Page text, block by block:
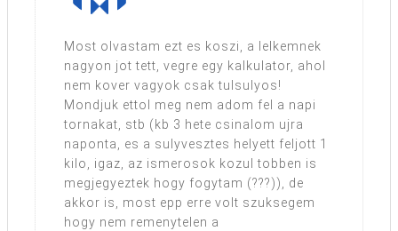
Most olvastam ezt es koszi, a lelkemnek
nagyon jot tett, vegre egy kalkulator, ahol
nem kover vagyok csak tulsulyos!
Mondjuk ettol meg nem adom fel a napi
tornakat, stb (kb 3 hete csinalom ujra
naponta, es a sulyvesztes helyett feljott 1
kilo, igaz, az ismerosok kozul tobben is
megjegyeztek hogy fogytam (???)), de
akkor is, most epp erre volt szuksegem
hogy nem remenytelen a